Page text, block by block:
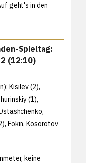
geht's in den
Spieltag:
(12:10)
Kisilev (2),
(1),
Fokin, Kosorotov
keine